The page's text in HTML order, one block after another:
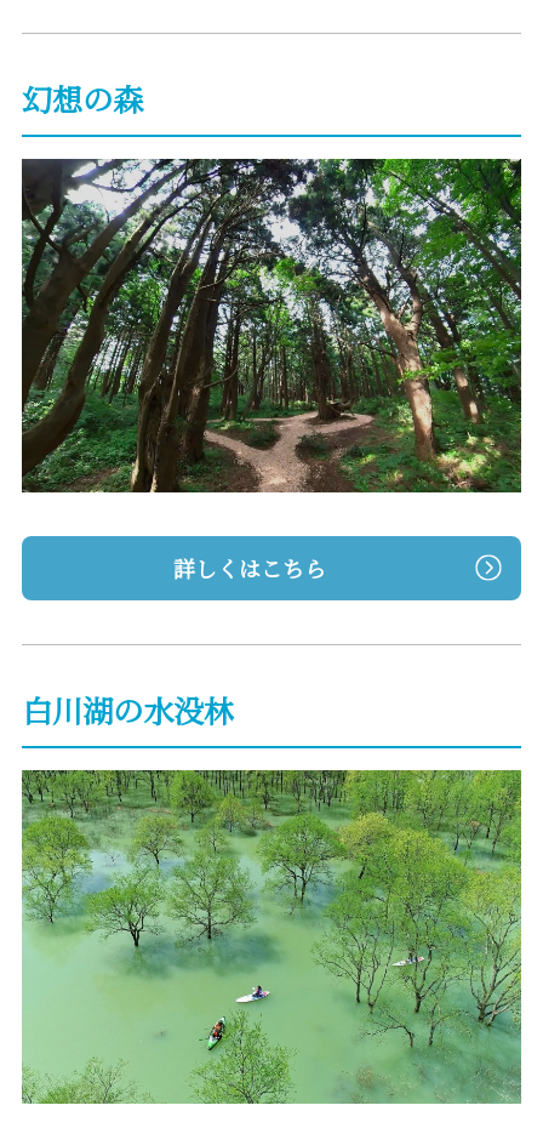
幻想の森
詳しくはこちら
白川湖の水没林